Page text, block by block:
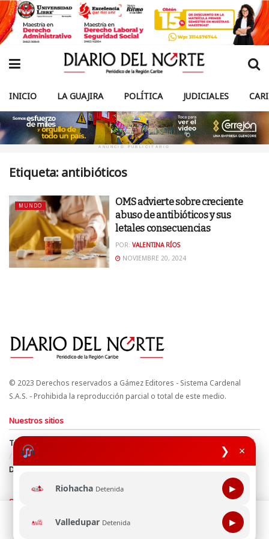
❯ ×
Riohacha Detenida ▶
Valledupar Detenida ▶
INICIO LA GUAJIRA POLÍTICA JUDICIALES
ANUNCIO PUBLICITARIO
Etiqueta: antibióticos
MUNDO
OMS advierte sobre creciente
abuso de antibióticos y sus
letales consecuencias
POR: VALENTINA RÍOS
NOVIEMBRE 20, 2024
© 2023 Derechos reservados a Gámez Editores - Sistema Cardenal
S.A.S. - Prohibida la reproducción parcial o total de este medio.
Nuestros sitios
Términos y Condiciones
Derechos de Autor y Propiedad Intelectual
Política de uso de cookies
Política de Tratamiento de Datos
Directrices Editoriales
Síguenos
Esta página web usa cookie para mejorar tu experiencia de
navegación, al continuar aceptas nuestra política de uso de